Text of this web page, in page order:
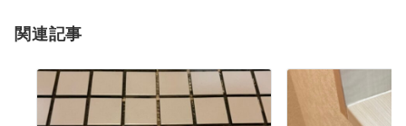
ン
関連記事